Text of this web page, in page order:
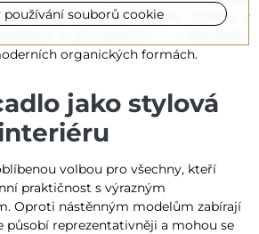
Alfaram najdete stojací zrcadla v
organických formách.
jako stylová
volbou pro všechny, kteří
praktičnost s výrazným
Oproti nástěnným modelům zabírají
působí reprezentativněji a mohou se
používání souborů cookie